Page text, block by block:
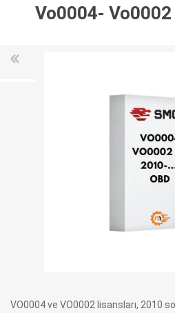
Vo0004- Vo0002
VO0004 ve VO0002 lisansları, 2010